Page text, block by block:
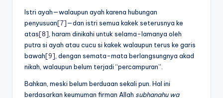
Istri ayah—walaupun ayah karena hubungan
penyusuan[7]—dan istri semua kakek seterusnya ke
atas[8], haram dinikahi untuk selama-lamanya oleh
putra si ayah atau cucu si kakek walaupun terus ke garis
bawah[9], dengan semata-mata berlangsungnya akad
nikah, walaupun belum terjadi “percampuran”.
Bahkan, meski belum berduaan sekali pun. Hal ini
berdasarkan keumuman firman Allah subhanahu wa